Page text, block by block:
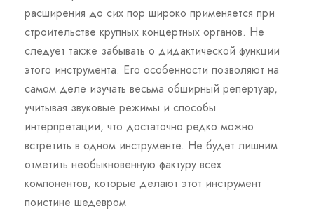
расширения до сих пор широко применяется при
строительстве крупных концертных органов. Не
следует также забывать о дидактической функции
этого инструмента. Его особенности позволяют на
самом деле изучать весьма обширный репертуар,
учитывая звуковые режимы и способы
интерпретации, что достаточно редко можно
встретить в одном инструменте. Не будет лишним
отметить необыкновенную фактуру всех
компонентов, которые делают этот инструмент
поистине шедевром